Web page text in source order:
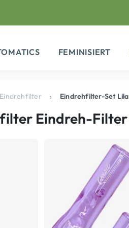
FEMINISIERT
Eindrehfilter Eindrehfilter-Set Lila
Eindreh-Filter